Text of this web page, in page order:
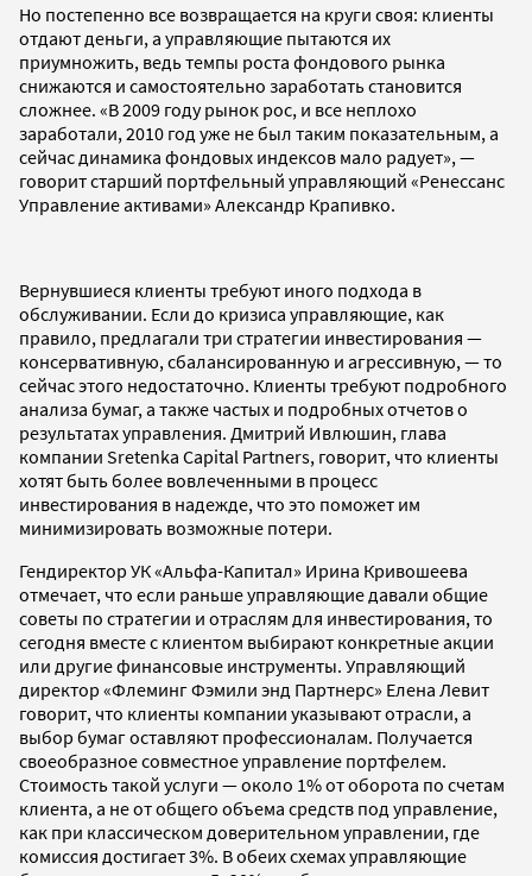
Но постепенно все возвращается на круги своя: клиенты
отдают деньги, а управляющие пытаются их
приумножить, ведь темпы роста фондового рынка
снижаются и самостоятельно заработать становится
сложнее. «В 2009 году рынок рос, и все неплохо
заработали, 2010 год уже не был таким показательным, а
сейчас динамика фондовых индексов мало радует», —
говорит старший портфельный управляющий «Ренессанс
Управление активами» Александр Крапивко.
Вернувшиеся клиенты требуют иного подхода в
обслуживании. Если до кризиса управляющие, как
правило, предлагали три стратегии инвестирования —
консервативную, сбалансированную и агрессивную, — то
сейчас этого недостаточно. Клиенты требуют подробного
анализа бумаг, а также частых и подробных отчетов о
результатах управления. Дмитрий Ивлюшин, глава
компании Sretenka Capital Partners, говорит, что клиенты
хотят быть более вовлеченными в процесс
инвестирования в надежде, что это поможет им
минимизировать возможные потери.
Гендиректор УК «Альфа-Капитал» Ирина Кривошеева
отмечает, что если раньше управляющие давали общие
советы по стратегии и отраслям для инвестирования, то
сегодня вместе с клиентом выбирают конкретные акции
или другие финансовые инструменты. Управляющий
директор «Флеминг Фэмили энд Партнерс» Елена Левит
говорит, что клиенты компании указывают отрасли, а
выбор бумаг оставляют профессионалам. Получается
своеобразное совместное управление портфелем.
Стоимость такой услуги — около 1% от оборота по счетам
клиента, а не от общего объема средств под управление,
как при классическом доверительном управлении, где
комиссия достигает 3%. В обеих схемах управляющие